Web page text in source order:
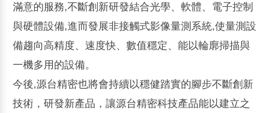
滿意的服務,不斷創新研發結合光學、軟體、電子控制
與硬體設備,進而發展非接觸式影像量測系統,使量測設
備趨向高精度、速度快、數值穩定、能以輪廓掃描與
一機多用的設備。
今後,源台精密也將會持續以穩健踏實的腳步不斷創新
技術，研發新產品，讓源台精密科技產品能以建立之